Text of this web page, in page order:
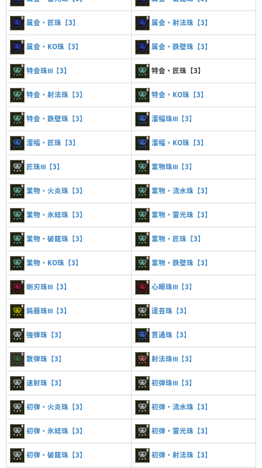
属会・匠珠【3】 属会・射法珠【3】
属会・KO珠【3】 属会・鉄壁珠【3】
特会珠Ⅲ【3】 特会・匠珠【3】
特会・射法珠【3】 特会・KO珠【3】
特会・鉄壁珠【3】 溜幅珠Ⅲ【3】
溜幅・匠珠【3】 溜幅・KO珠【3】
匠珠Ⅲ【3】 業物珠Ⅲ【3】
業物・火炎珠【3】 業物・流水珠【3】
業物・氷結珠【3】 業物・雷光珠【3】
業物・破龍珠【3】 業物・匠珠【3】
業物・KO珠【3】 業物・鉄壁珠【3】
剛刃珠Ⅲ【3】 心眼珠Ⅲ【3】
鈍器珠Ⅲ【3】 達芸珠【3】
強弾珠【3】 貫通珠【3】
散弾珠【3】 射法珠Ⅲ【3】
速射珠【3】 初弾珠Ⅲ【3】
初弾・火炎珠【3】 初弾・流水珠【3】
初弾・氷結珠【3】 初弾・雷光珠【3】
初弾・破龍珠【3】 初弾・射法珠【3】